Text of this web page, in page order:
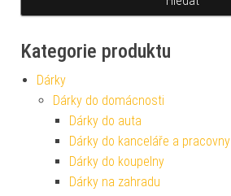
Kategorie produktu
Dárky
Dárky do domácnosti
Dárky do auta
Dárky do kanceláře a pracovny
Dárky do koupelny
Dárky na zahradu